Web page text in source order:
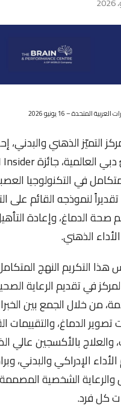
المتحدة – 16 يونيو 2026
التميّز الذهني
متكامل في التكنولوجيا
تقديراً لنموذجه القائم على
صحة الدماغ، وإعادة
الذهني.
التكريم النهج
في تقديم الرعاية
من خلال الجمع بين
تصوير الدماغ، والتقييمات
والعلاج بالأكسجين عالي
الإدراكي والبدني،
والرعاية الشخصية
كل فرد.